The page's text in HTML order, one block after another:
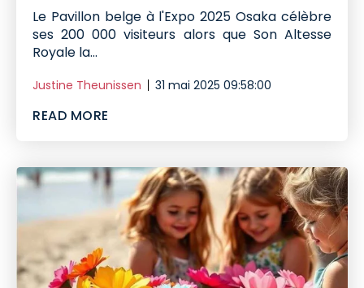
Le Pavillon belge à l'Expo 2025 Osaka célèbre
ses 200 000 visiteurs alors que Son Altesse
Royale la...
Justine Theunissen 31 mai 2025 09:58:00
READ MORE